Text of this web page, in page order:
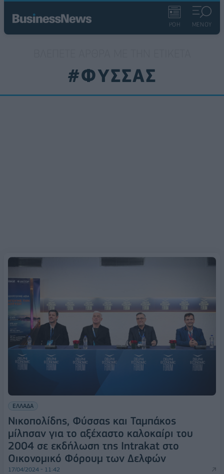
ΡΟΗ ΜΕΝΟΥ
#ΦΥΣΣΑΣ
ΕΛΛΑΔΑ
Νικοπολίδης, Φύσσας και Ταμπάκος
μίλησαν για το αξέχαστο καλοκαίρι του
2004 σε εκδήλωση της Intrakat στο
Οικονομικό Φόρουμ των Δελφών
17/04/2024 - 11:42